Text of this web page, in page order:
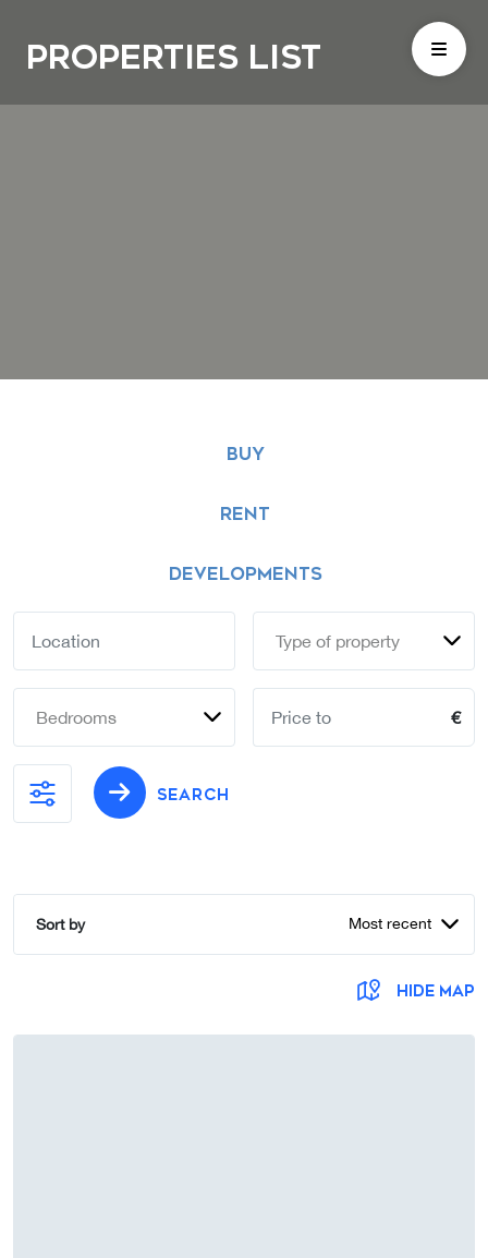
Properties List
BUY
RENT
DEVELOPMENTS
Type of property
Bedrooms €
SEARCH
Sort by Most recent
HIDE MAP